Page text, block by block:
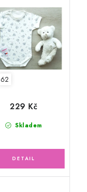
medvídci
62
Skladem
229 Kč